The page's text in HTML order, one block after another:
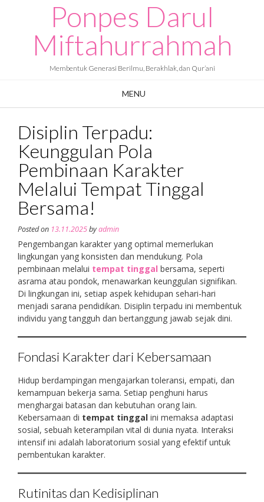
Ponpes Darul
Miftahurrahmah
Membentuk Generasi Berilmu, Berakhlak, dan Qur’ani
MENU
Disiplin Terpadu:
Keunggulan Pola
Pembinaan Karakter
Melalui Tempat Tinggal
Bersama!
Posted on 13.11.2025byadmin
Pengembangan karakter yang optimal memerlukan
lingkungan yang konsisten dan mendukung. Pola
pembinaan melalui tempat tinggal bersama, seperti
asrama atau pondok, menawarkan keunggulan signifikan.
Di lingkungan ini, setiap aspek kehidupan sehari-hari
menjadi sarana pendidikan. Disiplin terpadu ini membentuk
individu yang tangguh dan bertanggung jawab sejak dini.
Fondasi Karakter dari Kebersamaan
Hidup berdampingan mengajarkan toleransi, empati, dan
kemampuan bekerja sama. Setiap penghuni harus
menghargai batasan dan kebutuhan orang lain.
Kebersamaan di tempat tinggal ini memaksa adaptasi
sosial, sebuah keterampilan vital di dunia nyata. Interaksi
intensif ini adalah laboratorium sosial yang efektif untuk
pembentukan karakter.
Rutinitas dan Kedisiplinan